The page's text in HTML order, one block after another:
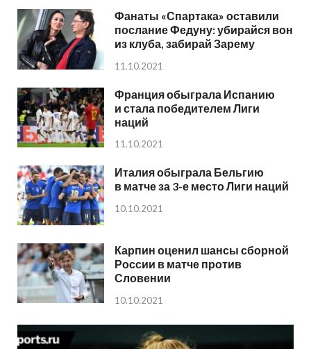
Фанаты «Спартака» оставили
послание Федуну: убирайся вон
из клуба, забирай Зарему
11.10.2021
Франция обыграла Испанию
и стала победителем Лиги
наций
11.10.2021
Италия обыграла Бельгию
в матче за 3-е место Лиги наций
10.10.2021
Карпин оценил шансы сборной
России в матче против
Словении
10.10.2021